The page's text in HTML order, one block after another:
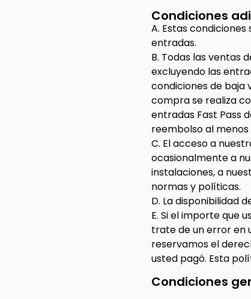
Condiciones
A. Estas
entradas.
B. Todas las ventas
excluyendo las
condiciones de baja
compra se realiza
entradas Fast Pass
reembolso al
C. El acceso a
ocasionalmente a
instalaciones, a
normas y políticas.
D. La disponibilidad
E. Si el importe que
trate de un error en
reservamos el
usted pagó. Esta
Condiciones